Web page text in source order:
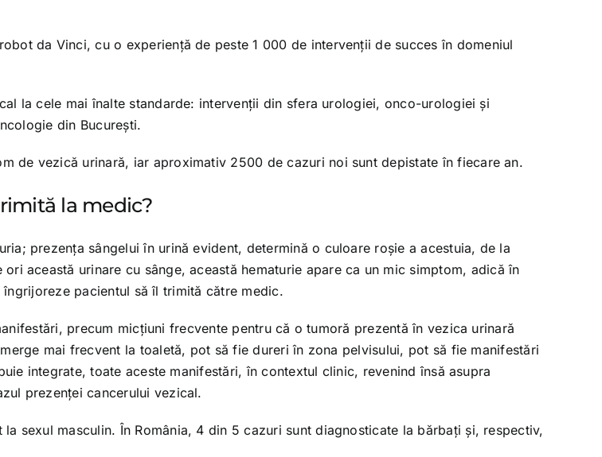
da Vinci, cu o experienţă de peste 1 000 de intervenţii de succes în domeniul
la cele mai înalte standarde: intervenţii din sfera urologiei, onco-urologiei şi
din Bucureşti.
de vezică urinară, iar aproximativ 2500 de cazuri noi sunt depistate în fiecare an.
la medic?
prezenţa sângelui în urină evident, determină o culoare roşie a acestuia, de la
această urinare cu sânge, această hematurie apare ca un mic simptom, adică în
pacientul să îl trimită către medic.
precum micţiuni frecvente pentru că o tumoră prezentă în vezica urinară
mai frecvent la toaletă, pot să fie dureri în zona pelvisului, pot să fie manifestări
integrate, toate aceste manifestări, în contextul clinic, revenind însă asupra
prezenţei cancerului vezical.
sexul masculin. În România, 4 din 5 cazuri sunt diagnosticate la bărbaţi şi, respectiv,